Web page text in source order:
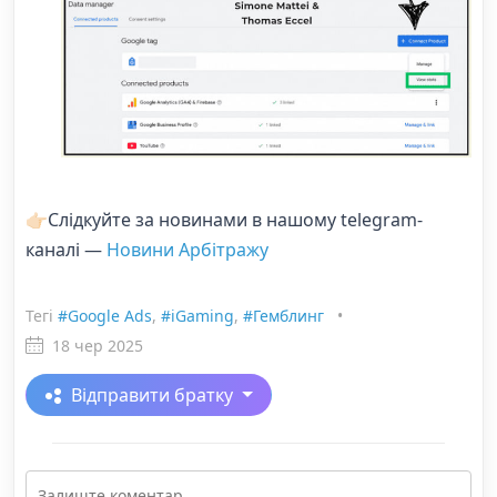
👉🏻Слідкуйте за новинами в нашому telegram-
каналі — Новини Арбітражу
Тегі #Google Ads, #iGaming, #Гемблинг
•
18 чер 2025
Відправити братку